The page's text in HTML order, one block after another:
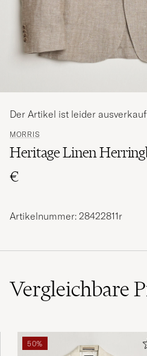
MORRIS
Heritage Linen
€
Der Artikel ist leider
Artikelnummer: 28422811r
Vergleichbare
50%